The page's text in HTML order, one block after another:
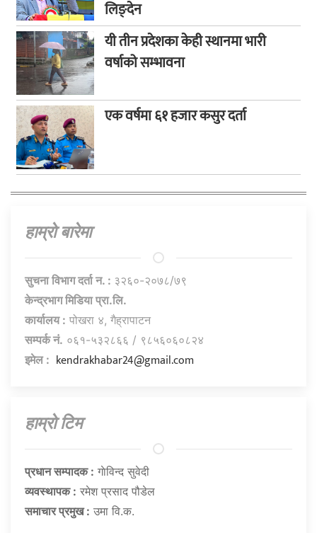
लिङ्देन
यी तीन प्रदेशका केही स्थानमा भारी
वर्षाको सम्भावना
एक वर्षमा ६१ हजार कसुर दर्ता
हाम्राे बारेमा
सुचना विभाग दर्ता न. : ३२६०-२०७८/७९
केन्द्रभाग मिडिया प्रा.लि.
कार्यालय : पोखरा ४, गैह्रापाटन
सम्पर्क नं. ०६१-५३२८६६ / ९८५६०६०८२४
इमेल : kendrakhabar24@gmail.com
हाम्राे टिम
प्रधान सम्पादक : गाेविन्द सुवेदी
व्यवस्थापक : रमेश प्रसाद पौडेल
समाचार प्रमुख : उमा वि.क.